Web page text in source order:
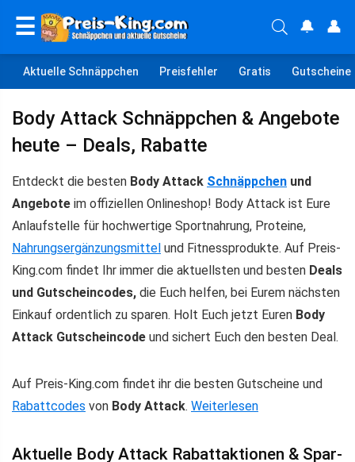
☰ 🔔 👤
Aktuelle Schnäppchen Preisfehler Gratis Gutscheine
Body Attack Schnäppchen & Angebote
heute – Deals, Rabatte
Entdeckt die besten Body Attack Schnäppchen und
Angebote im offiziellen Onlineshop! Body Attack ist Eure
Anlaufstelle für hochwertige Sportnahrung, Proteine,
Nahrungsergänzungsmittel und Fitnessprodukte. Auf Preis-
King.com findet Ihr immer die aktuellsten und besten Deals
und Gutscheincodes, die Euch helfen, bei Eurem nächsten
Einkauf ordentlich zu sparen. Holt Euch jetzt Euren Body
Attack Gutscheincode und sichert Euch den besten Deal.
Auf Preis-King.com findet ihr die besten Gutscheine und
Rabattcodes von Body Attack. Weiterlesen
Aktuelle Body Attack Rabattaktionen & Spar-